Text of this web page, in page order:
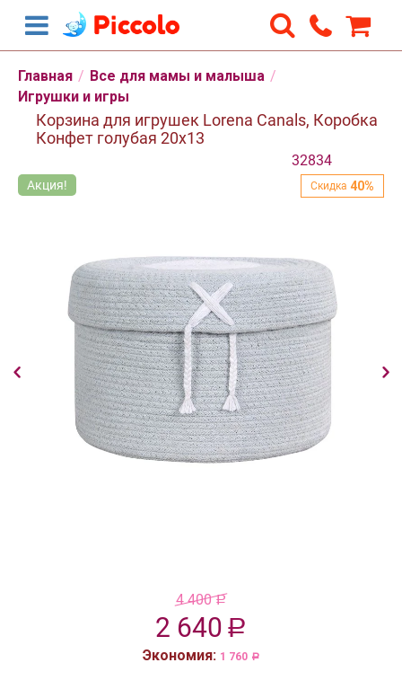
Главная / Все для мамы и малыша /
Игрушки и игры
Корзина для игрушек Lorena Canals, Коробка
Конфет голубая 20х13
Скидка
32834
Акция! Скидка 40%
4 400 Р
2 640 Р
Экономия: 1 760 Р